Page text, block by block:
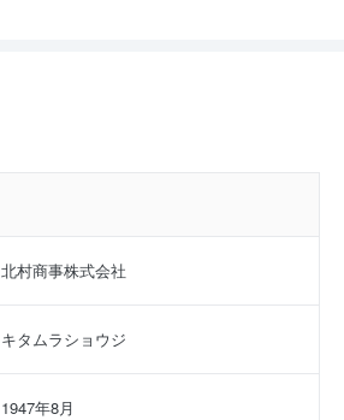
北村商事株式会社
キタムラショウジ
1947年8月